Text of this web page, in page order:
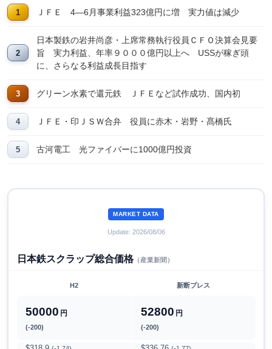
ＪＦＥ 4―6月事業利益323億円に増 実力値は減少
日本製鉄の岩井尚彦・上席常務執行役員ＣＦＯ決算会見要
旨 実力利益、年率９０００億円以上へ USSが稼ぎ頭
に、さらなる利益成長目指す
グリーン水素で還元鉄 ＪＦＥなど試作成功、国内初
ＪＦＥ・印ＪＳＷ合弁 役員に赤木・岩野・髙橋氏
古河電工 光ファイバーに1000億円投資
MARKET DATA
Update: 2026/08/06
日本鉄スクラップ総合価格（産業新聞）
H2 新断プレス
50000 円
(-200)
52800 円
(-200)